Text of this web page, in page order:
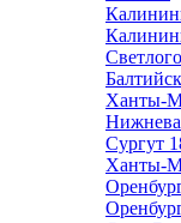
Балтийск
Ханты-
Сургут
Ханты-